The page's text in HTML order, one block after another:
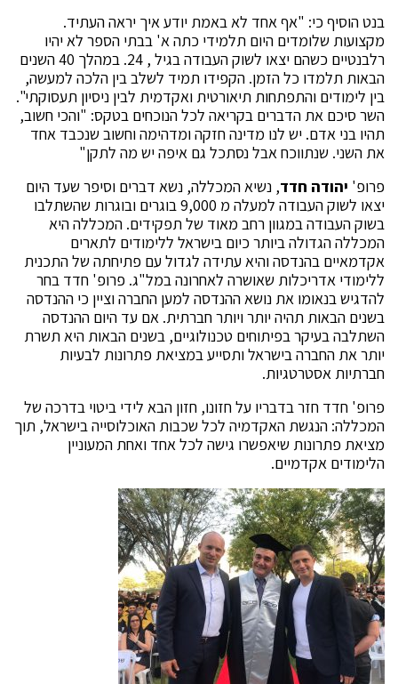
בנט הוסיף כי: "אף אחד לא באמת יודע איך יראה העתיד.
מקצועות שלומדים היום תלמידי כתה א' בבתי הספר לא יהיו
רלבנטיים כשהם יצאו לשוק העבודה בגיל , 24. במהלך 40 השנים
הבאות תלמדו כל הזמן. הקפידו תמיד לשלב בין הלכה למעשה,
בין לימודים והתפתחות תיאורטית ואקדמית לבין ניסיון תעסוקתי".
השר סיכם את הדברים בקריאה לכל הנוכחים בטקס: "והכי חשוב,
תהיו בני אדם. יש לנו מדינה חזקה ומדהימה וחשוב שנכבד אחד
את השני. שנתווכח אבל נסתכל גם איפה יש מה לתקן"
פרופ' יהודה חדד, נשיא המכללה, נשא דברים וסיפר שעד היום
יצאו לשוק העבודה למעלה מ 9,000 בוגרים ובוגרות שהשתלבו
בשוק העבודה במגוון רחב מאוד של תפקידים. המכללה היא
המכללה הגדולה ביותר כיום בישראל ללימודים לתארים
אקדמאיים בהנדסה והיא עתידה לגדול עם פתיחתה של התכנית
ללימודי אדריכלות שאושרה לאחרונה במל"ג. פרופ' חדד בחר
להדגיש בנאומו את נושא ההנדסה למען החברה וציין כי ההנדסה
בשנים הבאות תהיה יותר ויותר חברתית. אם עד היום ההנדסה
השתלבה בעיקר בפיתוחים טכנולוגיים, בשנים הבאות היא תשרת
יותר את החברה בישראל ותסייע במציאת פתרונות לבעיות
חברתיות אסטרטגיות.
פרופ' חדד חזר בדבריו על חזונו, חזון הבא לידי ביטוי בדרכה של
המכללה: הנגשת האקדמיה לכל שכבות האוכלוסייה בישראל, תוך
מציאת פתרונות שיאפשרו גישה לכל אחד ואחת המעוניין
הלימודים אקדמיים.